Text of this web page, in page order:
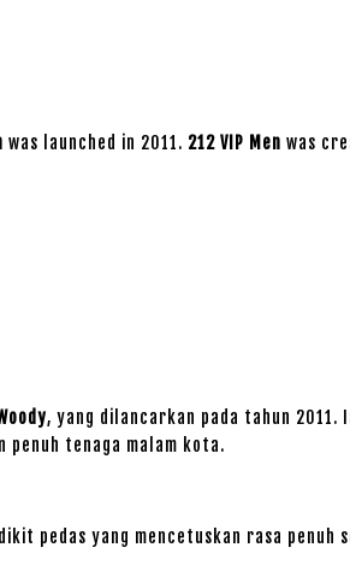
was launched in 2011. 212 VIP Men was
, yang dilancarkan pada tahun
penuh tenaga malam kota.
pedas yang mencetuskan rasa penuh